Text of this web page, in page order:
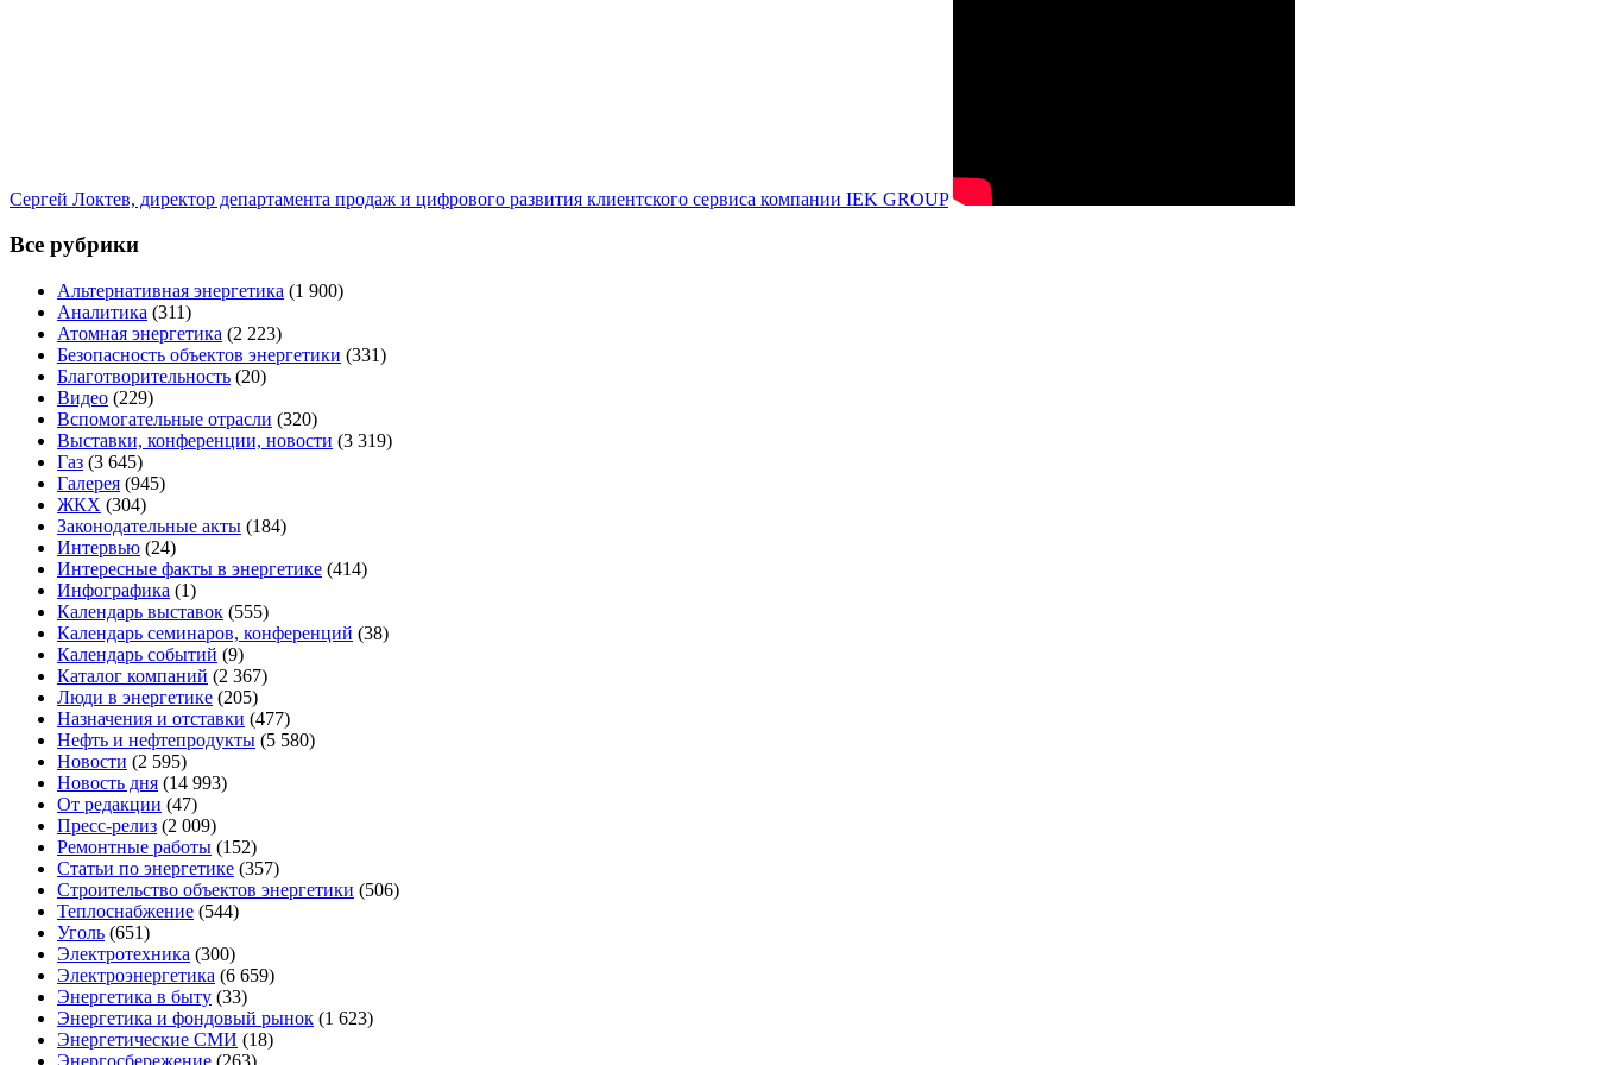
Сергей Локтев, директор департамента продаж и цифрового развития клиентского сервиса компании IEK GROUP
Все рубрики
Альтернативная энергетика (1 900)
Аналитика (311)
Атомная энергетика (2 223)
Безопасность объектов энергетики (331)
Благотворительность (20)
Видео (229)
Вспомогательные отрасли (320)
Выставки, конференции, новости (3 319)
Газ (3 645)
Галерея (945)
ЖКХ (304)
Законодательные акты (184)
Интервью (24)
Интересные факты в энергетике (414)
Инфографика (1)
Календарь выставок (555)
Календарь семинаров, конференций (38)
Календарь событий (9)
Каталог компаний (2 367)
Люди в энергетике (205)
Назначения и отставки (477)
Нефть и нефтепродукты (5 580)
Новости (2 595)
Новость дня (14 993)
От редакции (47)
Пресс-релиз (2 009)
Ремонтные работы (152)
Статьи по энергетике (357)
Строительство объектов энергетики (506)
Теплоснабжение (544)
Уголь (651)
Электротехника (300)
Электроэнергетика (6 659)
Энергетика в быту (33)
Энергетика и фондовый рынок (1 623)
Энергетические СМИ (18)